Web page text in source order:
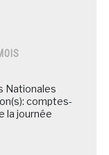
Nationales
comptes-
la journée